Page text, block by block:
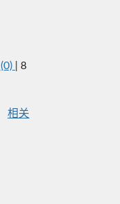
(0) 8
相关